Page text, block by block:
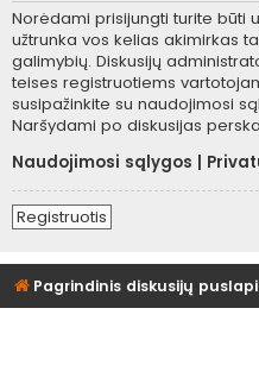
Norėdami prisijungti turite būti
užtrunka vos kelias akimirkas
galimybių. Diskusijų
teises registruotiems
susipažinkite su naudojimosi
Naršydami po diskusijas
Naudojimosi sąlygos
Registruotis
Pagrindinis diskusijų